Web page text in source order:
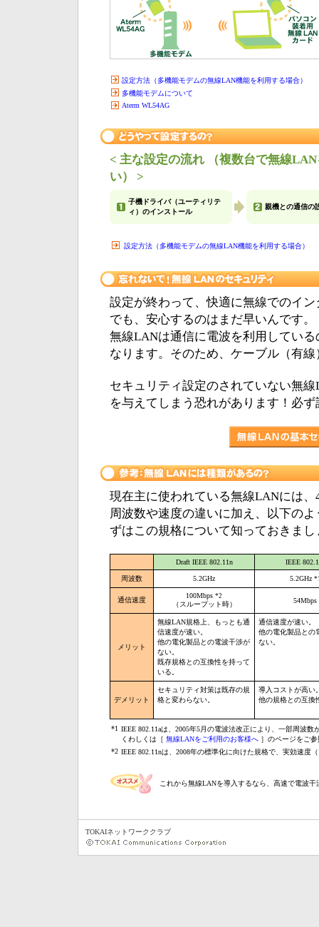
設定方法（多機能モデムの無線LAN機能を利用する場合）
多機能モデムについて
Aterm WL54AG
< 主な設定の流れ （複数台で無線
い） >
子機ドライバ（ユーティリテ
ィ）のインストール
親機との通信の
設定方法（多機能モデムの無線LAN機能を利用する場合）
設定が終わって、快適に無線でのイ
でも、安心するのはまだ早いんです。
無線LANは通信に電波を利用してい
なります。そのため、ケーブル（有
セキュリティ設定のされていない無
を与えてしまう恐れがあります！必
現在主に使われている無線LANには
周波数や速度の違いに加え、以下の
ずはこの規格について知っておきまし
Draft IEEE 802.11n IEEE
周波数 5.2GHz 5.2GHz
通信速度
100Mbps *2
（スループット時） 54Mbps
メリット
無線LAN規格上、もっとも通
信速度が速い。
他の電化製品との電波干渉が
ない。
既存規格との互換性を持って
いる。
通信速度が速い。
他の電化製品との
ない。
デメリット
セキュリティ対策は既存の規
格と変わらない。
導入コストが高い
他の規格との互換
*1 IEEE 802.11aは、2005年5月の電波法改正により、一部周波数
くわしくは［ 無線LANをご利用のお客様へ ］のページをご
*2 IEEE 802.11nは、2008年の標準化に向けた規格で、実効速度
これから無線LANを導入するなら、高速で電波
TOKAIネットワーククラブ